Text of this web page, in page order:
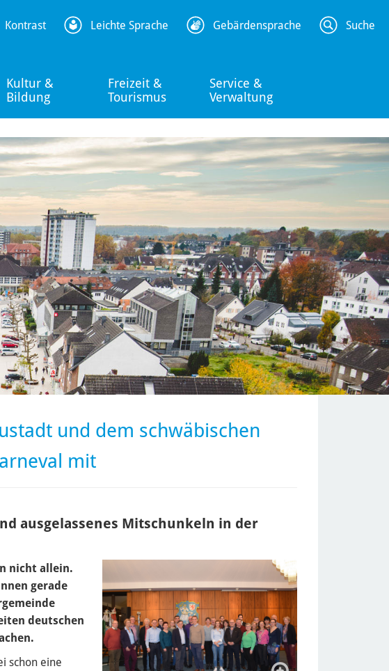
Kultur &
Bildung
Freizeit &
Tourismus
Service &
Verwaltung
Kontrast Leichte Sprache Gebärdensprache Suche
und dem schwäbischen
mit
ausgelassenes Mitschunkeln in der
nicht allein.
gerade
deutschen
schon eine